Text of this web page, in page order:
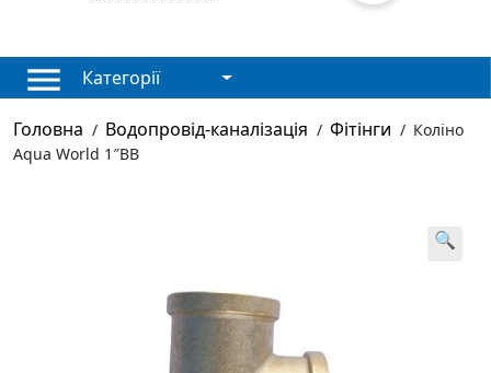
Категорії
Головна / Водопровід-каналізація / Фітінги / Коліно
Aqua World 1″BB
🔍